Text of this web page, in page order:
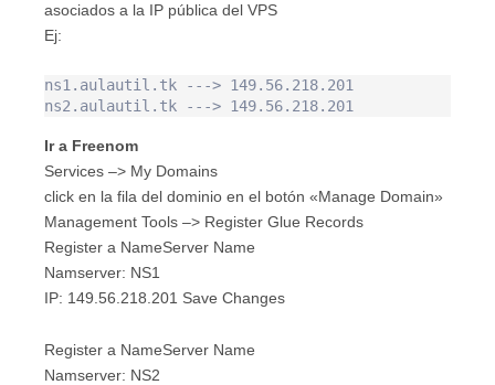
asociados a la IP pública del VPS
Ej:
ns1.aulautil.tk ---> 149.56.218.201
Ir a Freenom
Services –> My Domains
click en la fila del dominio en el botón «Manage Domain»
Management Tools –> Register Glue Records
Register a NameServer Name
Namserver: NS1
IP: 149.56.218.201 Save Changes
Register a NameServer Name
Namserver: NS2